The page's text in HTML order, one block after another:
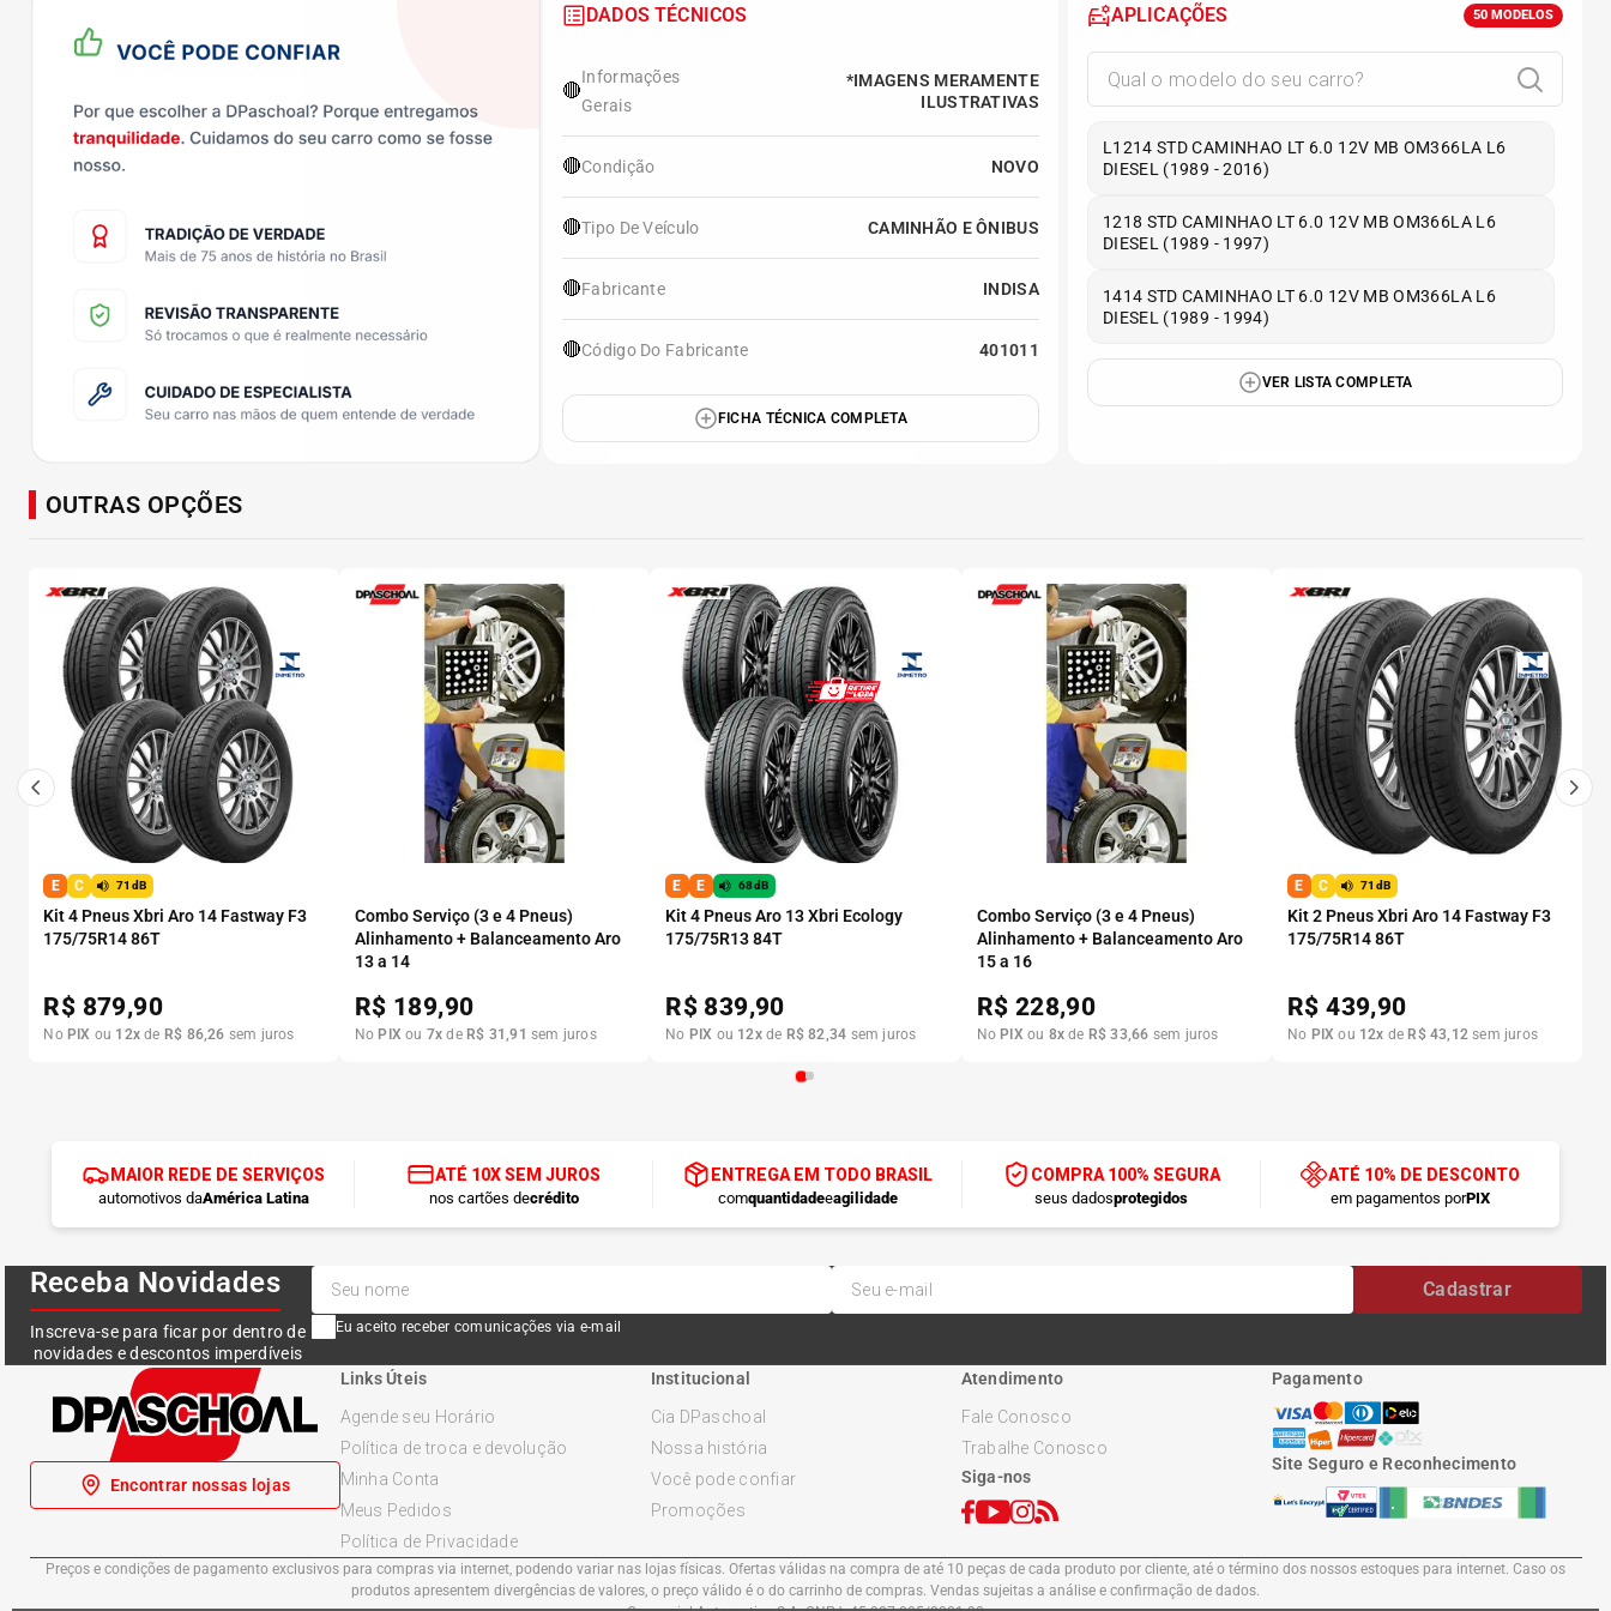
DADOS TÉCNICOS
🔴
Informações
Gerais
*IMAGENS MERAMENTE
ILUSTRATIVAS
🔴Condição NOVO
🔴Tipo De Veículo CAMINHÃO E ÔNIBUS
🔴Fabricante INDISA
🔴Código Do Fabricante 401011
FICHA TÉCNICA COMPLETA
APLICAÇÕES 50 MODELOS
L1214 STD CAMINHAO LT 6.0 12V MB OM366LA L6
DIESEL (1989 - 2016)
1218 STD CAMINHAO LT 6.0 12V MB OM366LA L6
DIESEL (1989 - 1997)
1414 STD CAMINHAO LT 6.0 12V MB OM366LA L6
DIESEL (1989 - 1994)
VER LISTA COMPLETA
OUTRAS OPÇÕES
E C 71dB
Kit 4 Pneus Xbri Aro 14 Fastway F3
175/75R14 86T
R$ 879,90
No PIX ou 12x de R$ 86,26 sem juros
Combo Serviço (3 e 4 Pneus)
Alinhamento + Balanceamento Aro
13 a 14
R$ 189,90
No PIX ou 7x de R$ 31 ,91 sem juros
E E 68dB
Kit 4 Pneus Aro 13 Xbri Ecology
175/75R13 84T
R$ 839,90
No PIX ou 12xde R$ 82,34 sem juros
Combo Serviço (3 e 4 Pneus)
Alinhamento + Balanceamento Aro
15 a 16
R$ 228,90
No PIX ou 8x de R$ 33,66 sem juros
E C 71dB
Kit 2 Pneus Xbri Aro 14 Fastway F3
175/75R14 86T
R$439,90
No PIX ou 12x de R$ 43, 12 sem juros
MAIOR REDE DE SERVIÇOS
automotivos daAmérica Latina
ATÉ 10X SEM JUROS
nos cartões decrédito
ENTREGA EM TODO BRASIL
comquantidadeeagilidade
COMPRA 100% SEGURA
seus dadosprotegidos
ATÉ 10% DE DESCONTO
em pagamentos porPIX
Receba Novidades
Inscreva-se para ficar por dentro de
novidades e descontos imperdíveis
Cadastrar
Eu aceito receber comunicações via e-mail
Encontrar nossas lojas
Links Úteis
Agende seu Horário
Política de troca e devolução
Minha Conta
Meus Pedidos
Política de Privacidade
Institucional
Cia DPaschoal
Nossa história
Você pode confiar
Promoções
Atendimento
Fale Conosco
Trabalhe Conosco
Siga-nos
Pagamento
Site Seguro e Reconhecimento
Preços e condições de pagamento exclusivos para compras via internet, podendo variar nas lojas físicas. Ofertas válidas na compra de até 10 peças de cada produto por cliente, até o término dos nossos estoques para internet. Caso os
produtos apresentem divergências de valores, o preço válido é o do carrinho de compras. Vendas sujeitas a análise e confirmação de dados.